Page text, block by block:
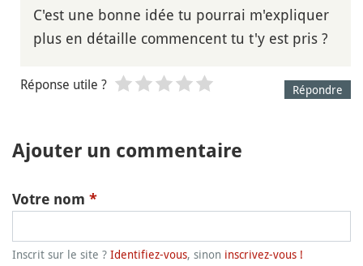
C'est une bonne idée tu pourrai m'expliquer
plus en détaille commencent tu t'y est pris ?
Répondre
Réponse utile ?
Ajouter un commentaire
Votre nom *
Inscrit sur le site ? Identifiez-vous, sinon inscrivez-vous !